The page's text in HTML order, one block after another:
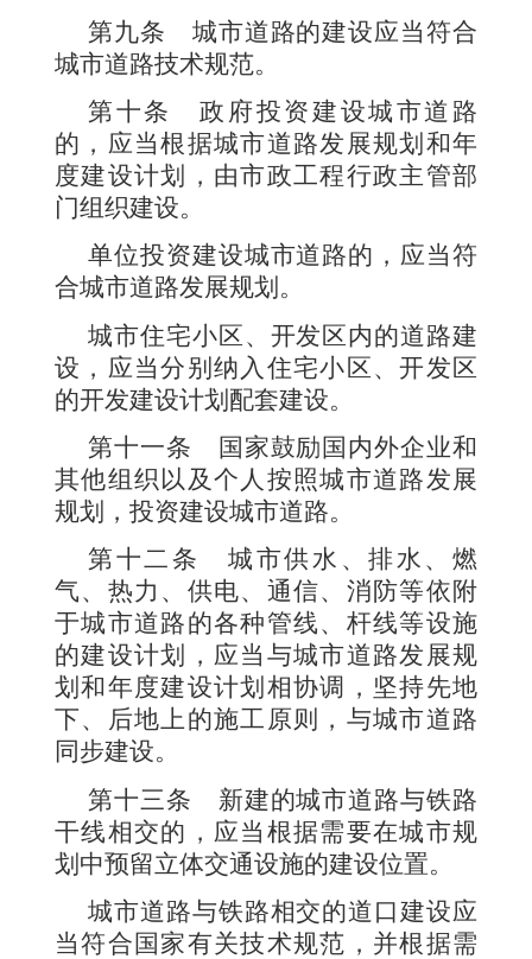
第九条 城市道路的建设应当符合
城市道路技术规范。
第十条政府投资建设城市道路
的，应当根据城市道路发展规划和年
度建设计划，由市政工程行政主管部
门组织建设。
单位投资建设城市道路的，应当符
合城市道路发展规划。
城市住宅小区、开发区内的道路建
设，应当分别纳入住宅小区、开发区
的开发建设计划配套建设。
第十一条
国家鼓励国内外企业和
其他组织以及个人按照城市道路发展
规划，投资建设城市道路。
第十二条城市供水、排水、燃
气、热力、供电、通信、消防等依附
于城市道路的各种管线、杆线等设施
的建设计划，应当与城市道路发展规
划和年度建设计划相协调，坚持先地
下、后地上的施工原则，与城市道路
同步建设。
第十三条 新建的城市道路与铁路
干线相交的，应当根据需要在城市规
划中预留立体交通设施的建设位置。
城市道路与铁路相交的道口建设应
当符合国家有关技术规范，并根据需